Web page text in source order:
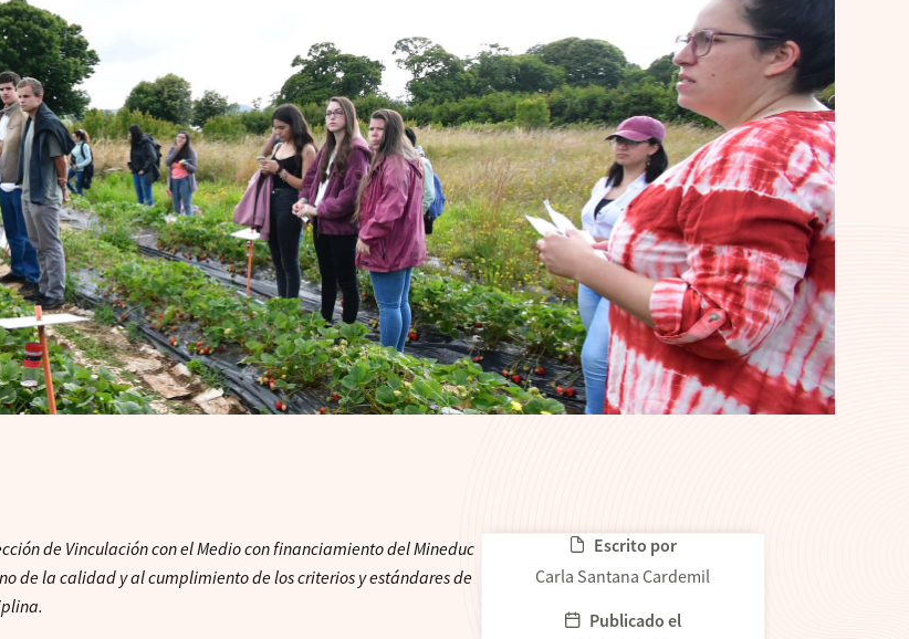
de Vinculación con el Medio con financiamiento del Mineduc
de la calidad y al cumplimiento de los criterios y estándares de
Escrito por
Carla Santana Cardemil
Publicado el